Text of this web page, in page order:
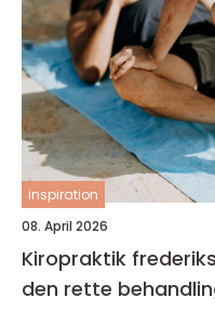
inspiration
08. April 2026
Kiropraktik
den rette